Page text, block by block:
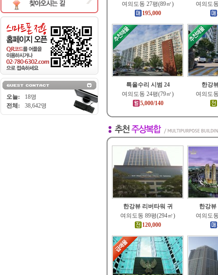
오늘:
18명
전체:
38,642명
여의도동 27평(89㎡)
195,000
여의도
특올수리 시범 24
여의도동 24평(79㎡)
5,000/140
한강
여의도
한강뷰 리버타워 귀
여의도동 89평(294㎡)
120,000
한강뷰
여의도